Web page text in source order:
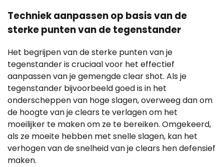
Techniek aanpassen op basis van de
sterke punten van de tegenstander
Het begrijpen van de sterke punten van je
tegenstander is cruciaal voor het effectief
aanpassen van je gemengde clear shot. Als je
tegenstander bijvoorbeeld goed is in het
onderscheppen van hoge slagen, overweeg dan om
de hoogte van je clears te verlagen om het
moeilijker te maken om ze te bereiken. Omgekeerd,
als ze moeite hebben met snelle slagen, kan het
verhogen van de snelheid van je clears hen defensief
maken.